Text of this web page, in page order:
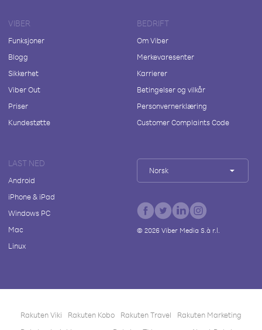
VIBER
Funksjoner
Blogg
Sikkerhet
Viber Out
Priser
Kundestøtte
BEDRIFT
Om Viber
Merkevaresenter
Karrierer
Betingelser og vilkår
Personvernerklæring
Customer Complaints Code
LAST NED
Android
iPhone & iPad
Windows PC
Mac
Linux
Norsk
© 2026Viber Media S.à r.l.
Rakuten Viki Rakuten Kobo Rakuten Travel
Rakuten Marketing